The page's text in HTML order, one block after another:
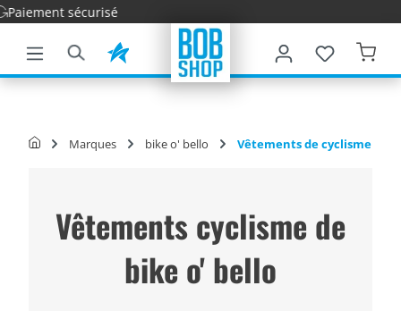
principal
Marques bike o' bello Vêtements de cyclisme
Vêtements cyclisme de
bike o' bello